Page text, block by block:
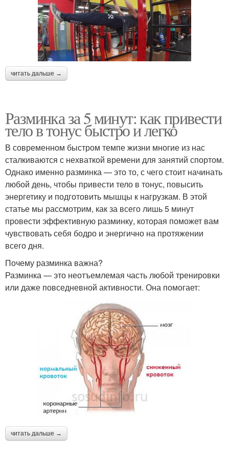
читать дальше →
Разминка за 5 минут: как привести
тело в тонус быстро и легко
В современном быстром темпе жизни многие из нас
сталкиваются с нехваткой времени для занятий спортом.
Однако именно разминка — это то, с чего стоит начинать
любой день, чтобы привести тело в тонус, повысить
энергетику и подготовить мышцы к нагрузкам. В этой
статье мы рассмотрим, как за всего лишь 5 минут
провести эффективную разминку, которая поможет вам
чувствовать себя бодро и энергично на протяжении
всего дня.
Почему разминка важна?
Разминка — это неотъемлемая часть любой тренировки
или даже повседневной активности. Она помогает:
читать дальше →